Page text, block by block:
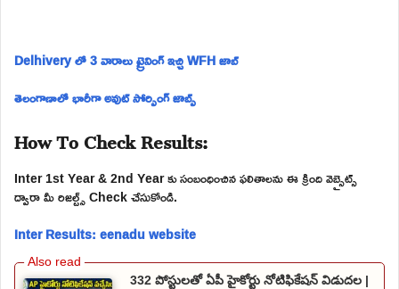
Delhivery లో 3 వారాలు ట్రైనింగ్ ఇచ్చి WFH జాబ్
తెలంగాణాలో భారీగా అవుట్ సోర్సింగ్ జాబ్స్
How To Check Results:
Inter 1st Year & 2nd Year కు సంబంధించిన ఫలితాలను ఈ క్రింది వెబ్సైట్స్
ద్వారా మీ రిజల్ట్స్ Check చేసుకోండి.
Inter Results: eenadu website
332 పోస్టులతో ఏపీ హైకోర్టు నోటిఫికేషన్ విడుదల |